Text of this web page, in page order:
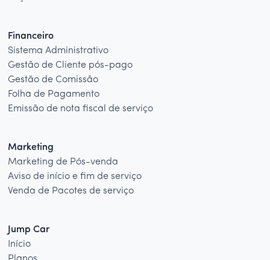
Financeiro
Sistema Administrativo
Gestão de Cliente pós-pago
Gestão de Comissão
Folha de Pagamento
Emissão de nota fiscal de serviço
Marketing
Marketing de Pós-venda
Aviso de início e fim de serviço
Venda de Pacotes de serviço
Jump Car
Início